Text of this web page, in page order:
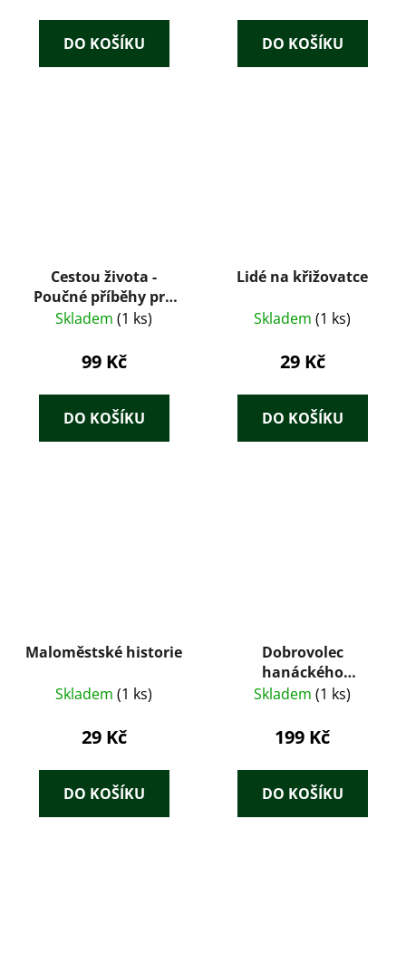
DO KOŠÍKU DO KOŠÍKU
Cestou života -
Poučné příběhy pro
mladé i staré
Skladem (1 ks)
99 Kč
DO KOŠÍKU
Lidé na křižovatce
Skladem (1 ks)
29 Kč
DO KOŠÍKU
Maloměstské historie
Skladem (1 ks)
29 Kč
DO KOŠÍKU
Dobrovolec
hanáckého
pluku+Martin
Skladem (1 ks)
199 Kč
DO KOŠÍKU